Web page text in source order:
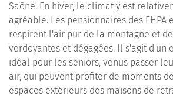
Saône. En hiver, le climat y est
agréable. Les pensionnaires des EHPA
respirent l'air pur de la montagne et
verdoyantes et dégagées. Il s'agit d'un
idéal pour les séniors, venus passer
air, qui peuvent profiter de moments
espaces extérieurs des maisons de